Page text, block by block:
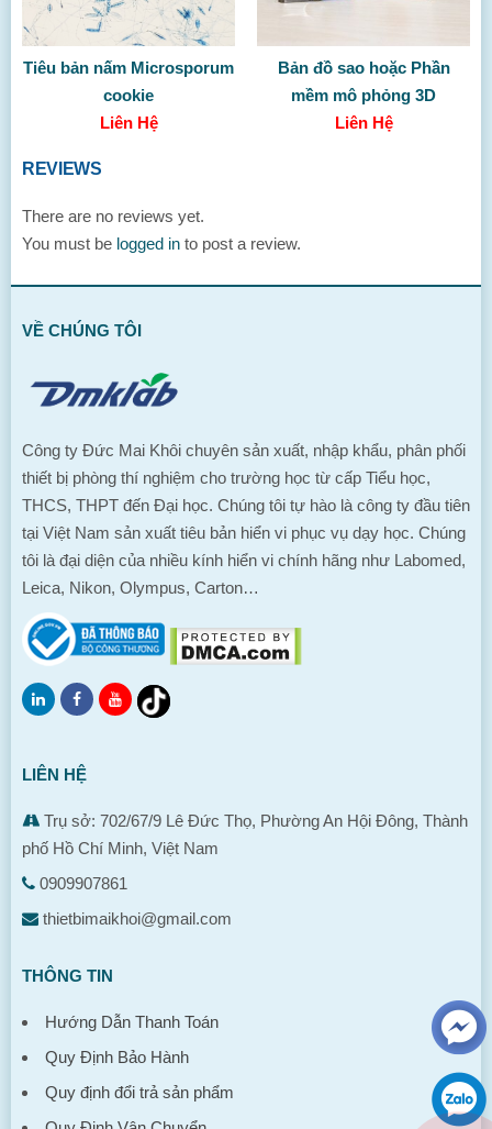
Tiêu bản nấm Microsporum
cookie
Liên Hệ
Bản đồ sao hoặc Phần
mềm mô phỏng 3D
Liên Hệ
REVIEWS
There are no reviews yet.
You must be logged in to post a review.
VỀ CHÚNG TÔI
Công ty Đức Mai Khôi chuyên sản xuất, nhập khẩu, phân phối
thiết bị phòng thí nghiệm cho trường học từ cấp Tiểu học,
THCS, THPT đến Đại học. Chúng tôi tự hào là công ty đầu tiên
tại Việt Nam sản xuất tiêu bản hiển vi phục vụ dạy học. Chúng
tôi là đại diện của nhiều kính hiển vi chính hãng như Labomed,
Leica, Nikon, Olympus, Carton…
LIÊN HỆ
Trụ sở: 702/67/9 Lê Đức Thọ, Phường An Hội Đông, Thành
phố Hồ Chí Minh, Việt Nam
0909907861
thietbimaikhoi@gmail.com
THÔNG TIN
Hướng Dẫn Thanh Toán
Quy Định Bảo Hành
Quy định đổi trả sản phẩm